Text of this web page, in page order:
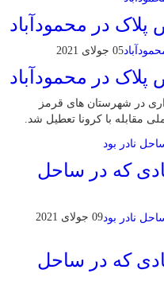
در محمودآباد
05 جولای 2021
در محمودآباد
در شهر‌ستان های قرمز
مقابله با کرونا تعطیل شد.
که در ساحل
09 جولای 2021
که در ساحل